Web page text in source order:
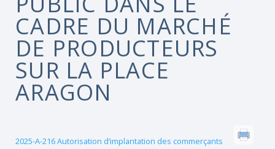
CADRE DU MARCHÉ
DE PRODUCTEURS
SUR LA PLACE
ARAGON
2025-A-216 Autorisation d’implantation des commerçants